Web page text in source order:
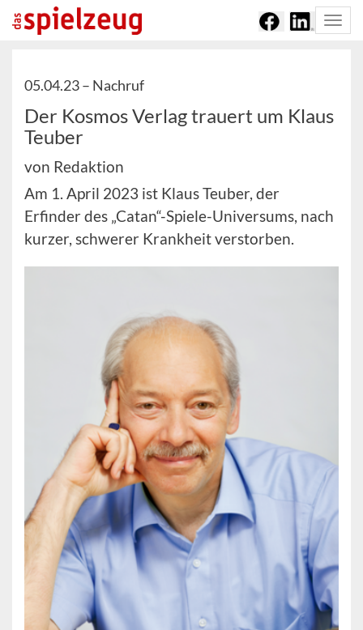
05.04.23 – Nachruf
Der Kosmos Verlag trauert um Klaus
Teuber
von Redaktion
Am 1. April 2023 ist Klaus Teuber, der
Erfinder des „Catan“-Spiele-Universums, nach
kurzer, schwerer Krankheit verstorben.